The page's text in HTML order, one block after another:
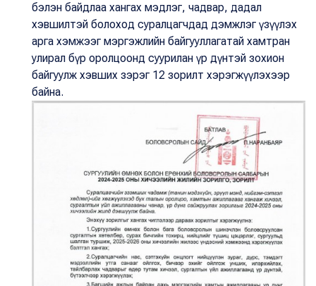
бэлэн байдлаа хангах мэдлэг, чадвар, дадал
хэвшилтэй болоход суралцагчдад дэмжлэг үзүүлэх
арга хэмжээг мэргэжлийн байгууллагатай хамтран
улирал бүр оролцоонд суурилан үр дүнтэй зохион
байгуулж хэвших зэрэг 12 зорилт хэрэгжүүлэхээр
байна.